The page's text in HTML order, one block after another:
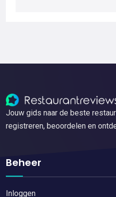
Jouw gids naar de beste
registreren, beoordelen en
Beheer
Inloggen